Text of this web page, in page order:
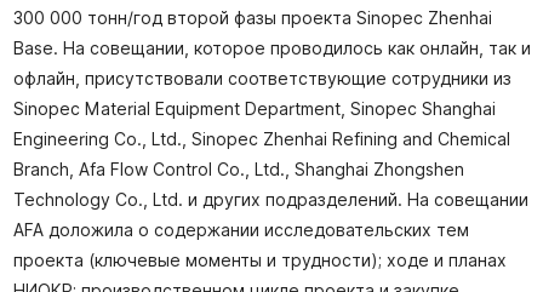
300 000 тонн/год второй фазы проекта Sinopec Zhenhai
Base. На совещании, которое проводилось как онлайн, так и
офлайн, присутствовали соответствующие сотрудники из
Sinopec Material Equipment Department, Sinopec Shanghai
Engineering Co., Ltd., Sinopec Zhenhai Refining and Chemical
Branch, Afa Flow Control Co., Ltd., Shanghai Zhongshen
Technology Co., Ltd. и других подразделений. На совещании
AFA доложила о содержании исследовательских тем
проекта (ключевые моменты и трудности); ходе и планах